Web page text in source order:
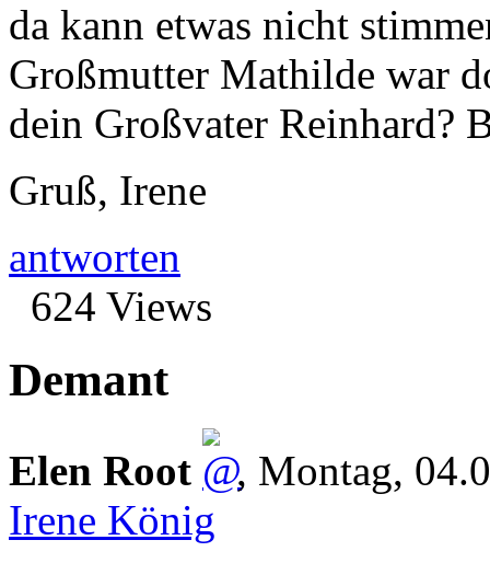
da kann etwas nicht
Großmutter Mathilde war
dein Großvater Reinhard?
Gruß, Irene
antworten
624 Views
Demant
Elen Root , Montag,
Irene König